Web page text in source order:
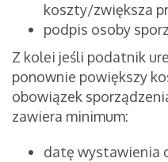
koszty/zwiększa
podpis osoby
Z kolei jeśli podatnik
ponownie powiększy
obowiązek
zawiera minimum:
datę wystawienia